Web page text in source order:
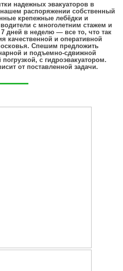
надежных эвакуаторов в
распоряжении собственный
крепежные лебёдки и
с многолетним стажем и
дней в неделю — все то, что так
качественной и оперативной
Спешим предложить
и подъемно-сдвижной
с гидроэвакуатором.
от поставленной задачи.